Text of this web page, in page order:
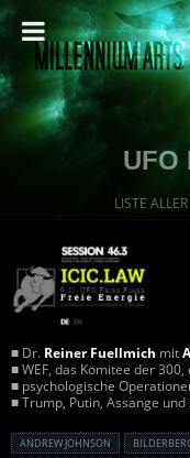
UFO
LISTE
■ Dr. Reiner Fuellmich mit
■ WEF, das Komitee der
■ psychologische
■ Trump, Putin, Assange und
ANDREW JOHNSON